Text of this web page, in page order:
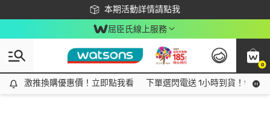
本期活動詳情請點我
下載app最高回饋$350
屈臣氏線上服務
0
激推換購優惠價！立即點我看
激推換購優惠價！立即點我看 下單選閃電送 1小時到貨！領神